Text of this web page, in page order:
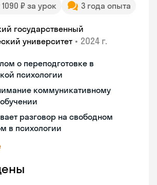
1090 ₽ за урок 3 года опыта
государственный
университет • 2024 г.
о переподготовке в
психологии
коммуникативному
разговор на свободном
в психологии